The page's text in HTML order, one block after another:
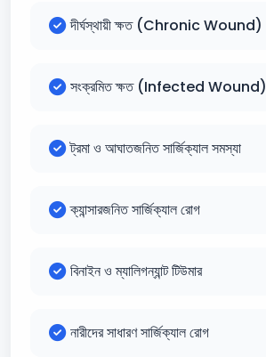
দীর্ঘস্থায়ী ক্ষত (Chronic Wound)
সংক্রমিত ক্ষত (Infected Wound)
ট্রমা ও আঘাতজনিত সার্জিক্যাল সমস্যা
ক্যান্সারজনিত সার্জিক্যাল রোগ
বিনাইন ও ম্যালিগন্যান্ট টিউমার
নারীদের সাধারণ সার্জিক্যাল রোগ